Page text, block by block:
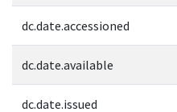
dc.date.accessioned
dc.date.available
dc.date.issued